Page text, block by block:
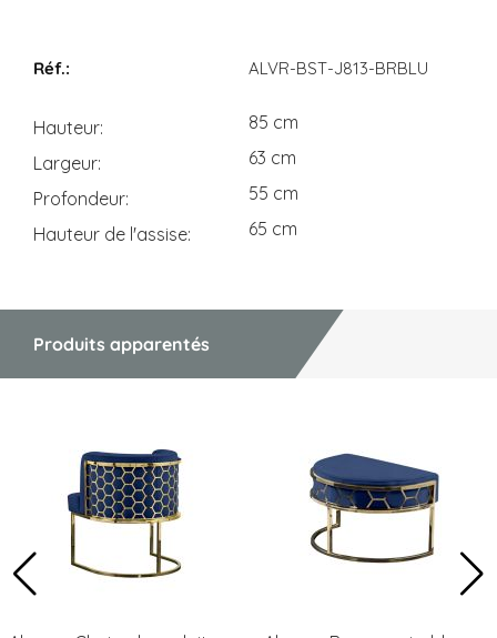
ALVR-BST-J813-BRBLU
Hauteur
85 cm
Largeur
63 cm
Profondeur
55 cm
Hauteur de l'assise
65 cm
Produits apparentés